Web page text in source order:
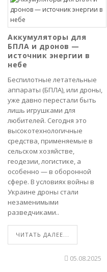
Аккумуляторы для
БПЛА и дронов —
источник энергии в
небе
Беспилотные летательные
аппараты (БПЛА), или дроны,
уже давно перестали быть
лишь игрушками для
любителей. Сегодня это
высокотехнологичные
средства, применяемые в
сельском хозяйстве,
геодезии, логистике, а
особенно — в оборонной
сфере. В условиях войны в
Украине дроны стали
незаменимыми
разведчиками..
ЧИТАТЬ ДАЛЕЕ...
05.08.2025